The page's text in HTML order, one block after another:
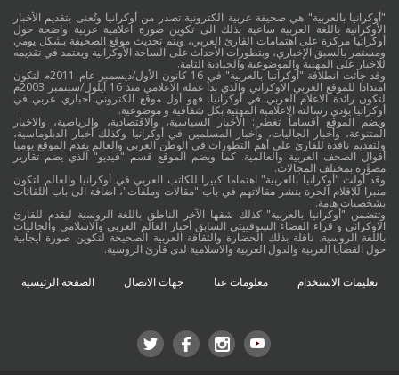
"أوكرانيا بالعربية" هي صحيفة عربية الكترونية تصدر من أوكرانيا وتُعنى بتقديم الأخبار
الأوكرانية باللغة العربية ساعية بذلك الى تكوين صورة اعلامية عربية واضحة حول
أوكرانيا مركزة على اهتمامات القارئ العربي، ويتم تحديث موقع الصحيفة بشكل يومي
ومستمر بالسبق الإخباري، وبتطورات الأحداث على الساحة الأوكرانية ويعتمد في تقديمه
للاخبار على المهنية والموضوعية والحيادية التامة.
وقد جائت انطلاقة "أوكرانيا بالعربية" في 16 كانون الأول/ديسمبر عام 2011م لتكون
امتدادا للموقع العربي الاوكراني والذي بدأ عمله الاعلامي منذ 16 أيلول/سبتمبر 2003م
لتكون رائدة الاعلام العربي في أوكرانيا. فهو أول موقع الكتروني أخباري عربي في
أوكرانيا يؤدي رسالته الاعلامية المهنية بكل شفافية و موضوعية.
ويضم الموقع أقساماً تغطي: الأخبار السياسية، والاقتصادية، والرياضية، والاخبار
المتنوعة، وأخبار الجاليات، وأخبار المسلمين في أوكرانيا وكذلك أخبار الدبلوماسية،
ولتقديم نافذة للقارئ على أهم التطورات في الوطن العربي والعالم يقدم الموقع يوميا
أقوال الصحف العربية والعالمية. كما ويضم الموقع قسم "فيديو" الذي يضم تقارير
مصوَّرة بمختلف المجالات.
وقد أولت "أوكرانيا بالعربية" اهتماما كبيرا للكاتب العربي في أوكرانيا والعالم لتكون
منبرا للاقلام الحرة بنشر مقالاتهم في باب "مقالات وملفات"، اضافة الى باب اللقائات
بشخصيات هامة.
وتتضمن "أوكرانيا بالعربية" كذلك شقها الآخر الناطق باللغة الروسية ليقدم للقارئ
الاوكراني و قراء الفضاء السوفييتي السابق أخبار العالم العربي والاسلامي والجاليات
باللغة الروسية. ناقلة بذلك الحضارة والثقافة العربية الصحيحة لتكوين صورة ايجابية
حول القضايا العربية والدول العربية والاسلامية لدى قارئ الروسية.
تعليمات الاستخدام معلومات عنا جهات الاتصال الصفحة الرئيسية